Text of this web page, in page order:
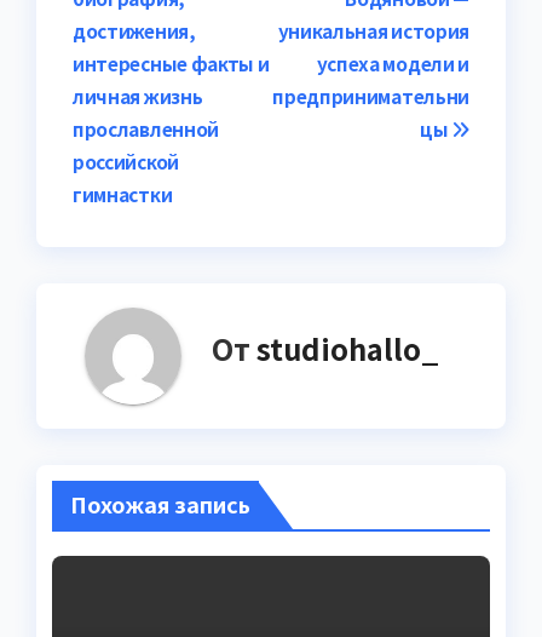
по
записям
уникальная история
успеха модели и
предпринимательни
цы
достижения,
интересные факты и
личная жизнь
прославленной
российской
гимнастки
Отstudiohallo_
Похожая запись